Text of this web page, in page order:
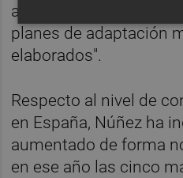
acompañada de
planes de adaptación
elaborados".
Respecto al nivel de
en España, Núñez ha
aumentado de forma
en ese año las cinco